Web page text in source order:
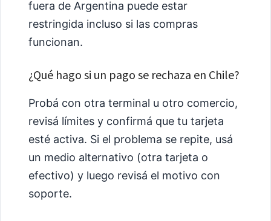
fuera de Argentina puede estar
restringida incluso si las compras
funcionan.
¿Qué hago si un pago se rechaza en Chile?
Probá con otra terminal u otro comercio,
revisá límites y confirmá que tu tarjeta
esté activa. Si el problema se repite, usá
un medio alternativo (otra tarjeta o
efectivo) y luego revisá el motivo con
soporte.